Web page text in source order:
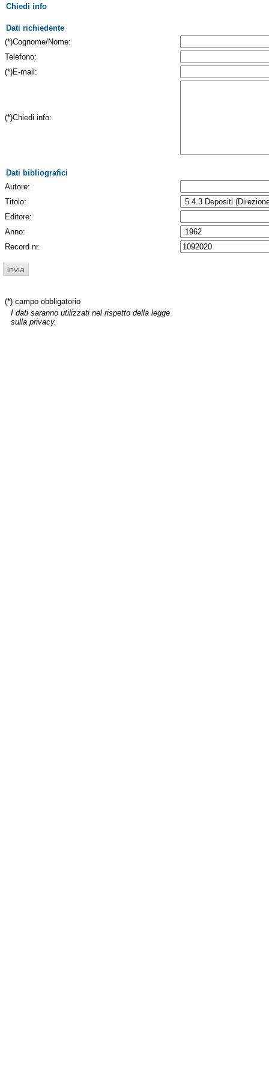
Chiedi info
Dati richiedente
(*)Cognome/Nome:
Telefono:
(*)E-mail:
(*)Chiedi info:
Dati bibliografici
Autore:
Titolo:
Editore:
Anno:
Record nr.
(*) campo obbligatorio
I dati saranno utilizzati nel rispetto della legge
sulla privacy.